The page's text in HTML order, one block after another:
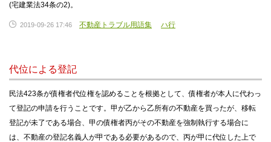
(宅建業法34条の2)。
2019-09-26 17:46 不動産トラブル用語集 ハ行
代位による登記
民法423条が債権者代位権を認めることを根拠として、債権者が本人に代わっ
て登記の申請を行うことです。甲が乙から乙所有の不動産を買ったが、移転
登記が未了である場合、甲の債権者丙がその不動産を強制執行する場合に
は、不動産の登記名義人が甲である必要があるので、丙が甲に代位した上で